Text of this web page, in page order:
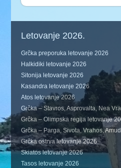
Letovanje 2026.
Grčka preporuka letovanje 2026
Halkidiki letovanje 2026
Sitonija letovanje 2026
Kasandra letovanje 2026
Atos letovanje 2026
Grčka – Stavros, Asprovalta, Nea
Grčka – Olimpska regija letovanje
Grčka – Parga, Sivota, Vrahos,
Grčka ostrva letovanje 2026
Skiatos letovanje 2026
Tasos letovanje 2026